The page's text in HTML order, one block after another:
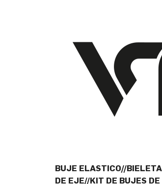
BUJE ELASTICO//
DE EJE//KIT DE BUJES